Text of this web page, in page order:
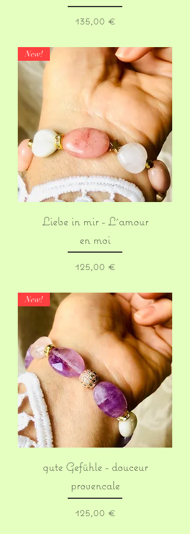
Prix
135,00 €
New!
Liebe in mir - L´amour
en moi
Prix
125,00 €
New!
gute Gefühle - douceur
provencale
Prix
125,00 €